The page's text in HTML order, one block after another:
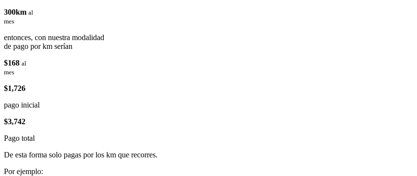
300km al
mes
entonces, con nuestra modalidad
de pago por km serían
$168 al
mes
$1,726
pago inicial
$3,742
Pago total
De esta forma solo pagas por los km que recorres.
Por ejemplo: